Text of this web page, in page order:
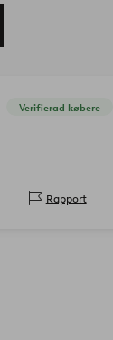
Verifierad købere
Rapport